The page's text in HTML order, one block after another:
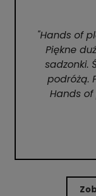
"Hands of
Piękne
sadzonki.
podróżą.
Hands of